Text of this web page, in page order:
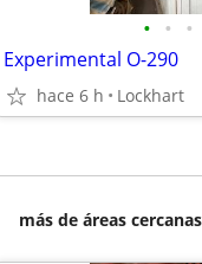
• • •
Experimental O-290
hace 6 h Lockhart
más de áreas